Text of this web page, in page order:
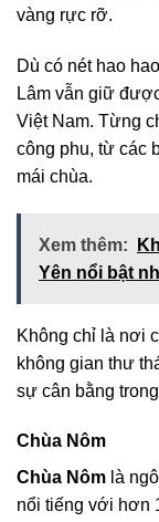
vàng rực rỡ.
Dù có nét hao
Lâm vẫn giữ
Việt Nam. Từng
công phu, từ các
mái chùa.
Xem thêm:
Yên nổi bật
Không chỉ là nơi
không gian thư
sự cân bằng
Chùa Nôm
Chùa Nôm là
nổi tiếng với hơn